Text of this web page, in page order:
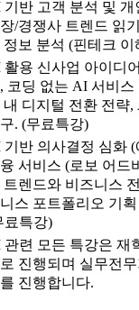
기반 고객 분석 및
/경쟁사 트렌드 읽
정보 분석 (핀테크
활용 신사업 아이디
코딩 없는 AI 서비스
내 디지털 전환 전략,
. (무료특강)
기반 의사결정 심화
서비스 (로보 어드
트렌드와 비즈니스
스 포트폴리오 기
료특강)
관련 모든 특강은 재
진행되며 실무전
진행합니다.